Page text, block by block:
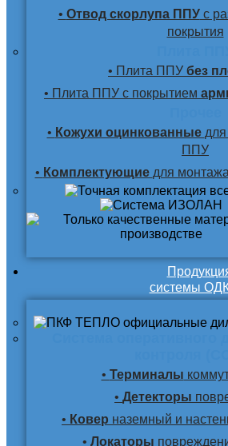
• Отвод скорлупа ППУс
покрытия
• Плита ППУ без
• Плита ППУ с покрытием
• Кожухи оцинкованные
ППУ
• Комплектующие для
системы
• Терминалы
• Детекторы
• Ковер наземный и
• Локаторы